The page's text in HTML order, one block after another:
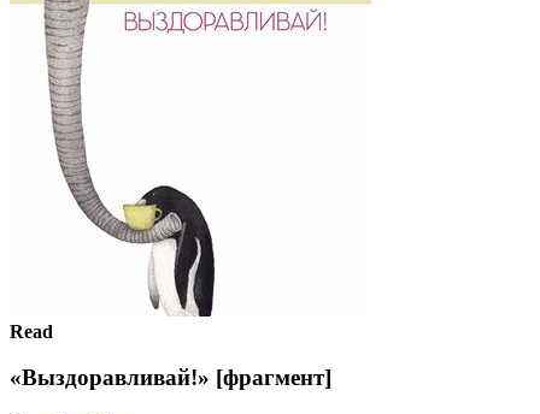
Read
«Выздоравливай!» [фрагмент]